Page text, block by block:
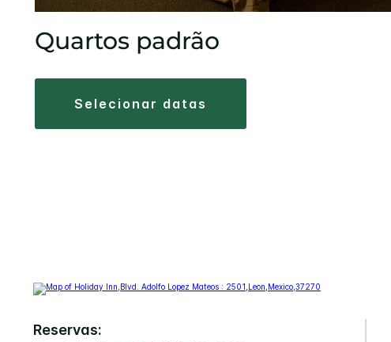
Quartos padrão
selecionar datas
Reservas: